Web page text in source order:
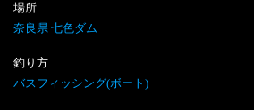
場所
奈良県 七色ダム
釣り方
バスフィッシング(ボート)